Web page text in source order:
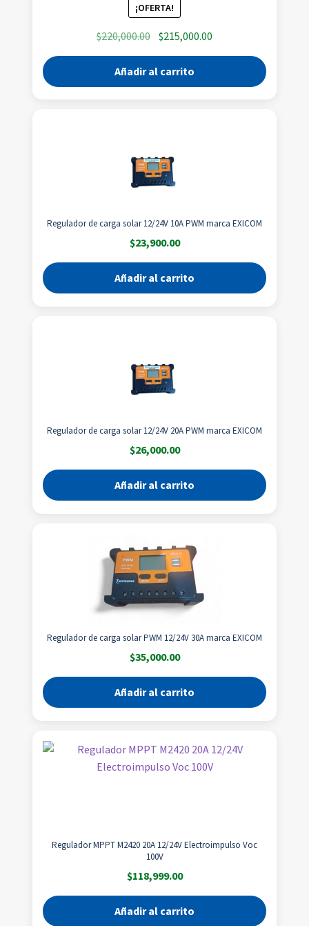
¡OFERTA!
$220,000.00 El
original
era:
$215,000.00
es:
Añadir al carrito
Regulador de carga solar 12/24V 10A PWM marca EXICOM
$23,900.00
Añadir al carrito
Regulador de carga solar 12/24V 20A PWM marca EXICOM
$26,000.00
Añadir al carrito
Regulador de carga solar PWM 12/24V 30A marca EXICOM
$35,000.00
Añadir al carrito
Regulador MPPT M2420 20A 12/24V Electroimpulso Voc
100V
$118,999.00
Añadir al carrito